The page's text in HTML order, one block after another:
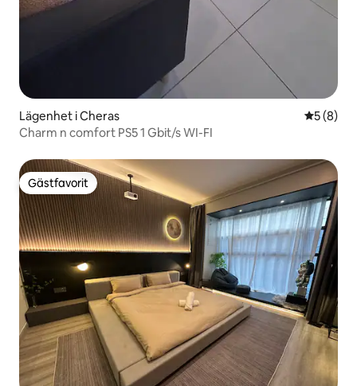
Lägenhet i Cheras 5 av 5 i
5 (8)
Charm n comfort PS5 1 Gbit/s WI-FI
Gästfavorit
Gästfavorit